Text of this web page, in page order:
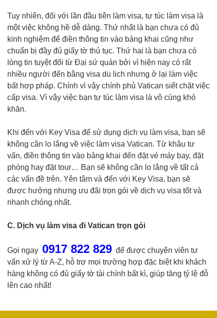
Tuy nhiên, đối với lần đầu tiên làm visa, tự túc làm visa là
một việc không hề dễ dàng. Thứ nhất là bạn chưa có đủ
kinh nghiệm để điền thông tin vào bảng khai cũng như
chuẩn bị đầy đủ giấy tờ thủ tục. Thứ hai là bạn chưa có
lòng tin tuyệt đối từ Đại sứ quán bởi vì hiện nay có rất
nhiều người đến bằng visa du lịch nhưng ở lại làm việc
bất hợp pháp. Chính vì vậy chính phủ Vatican siết chặt việc
cấp visa. Vì vậy việc bạn tự túc làm visa là vô cùng khó
khăn.
Khi đến với Key Visa để sử dụng dịch vụ làm visa, bạn sẽ
không cần lo lắng về việc làm visa Vatican. Từ khâu tư
vấn, điền thông tin vào bảng khai đến đặt vé máy bay, đặt
phòng hay đặt tour… Bạn sẽ không cần lo lắng về tất cả
các vấn đề trên. Yên tâm và đến với Key Visa, bạn sẽ
được hưởng nhưng ưu đãi trọn gói về dịch vụ visa tốt và
nhanh chóng nhất.
C. Dịch vụ làm visa đi Vatican trọn gói
Gọi ngay 0917 822 829 để được chuyên viên tư
vấn xử lý từ A-Z, hỗ trợ mọi trường hợp đặc biệt khi khách
hàng không có đủ giấy tờ tài chính bất kì, giúp tăng tỷ lệ đỗ
lên cao nhất!